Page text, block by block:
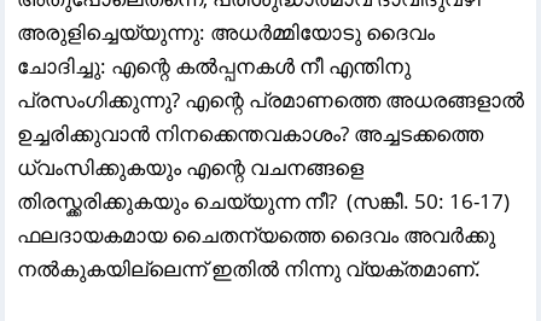
അരുളിച്ചെയ്യുന്നു: അധർമ്മിയോടു ദൈവം
ചോദിച്ചു: എന്റെ കൽപ്പനകൾ നീ എന്തിനു
പ്രസംഗിക്കുന്നു? എന്റെ പ്രമാണത്തെ അധരങ്ങളാൽ
ഉച്ചരിക്കുവാൻ നിനക്കെന്തവകാശം? അച്ചടക്കത്തെ
ധ്വംസിക്കുകയും എന്റെ വചനങ്ങളെ
തിരസ്ക്കരിക്കുകയും ചെയ്യുന്ന നീ? (സങ്കീ. 50: 16-17)
ഫലദായകമായ ചൈതന്യത്തെ ദൈവം അവർക്കു
നൽകുകയില്ലെന്ന് ഇതിൽ നിന്നു വ്യക്തമാണ്.